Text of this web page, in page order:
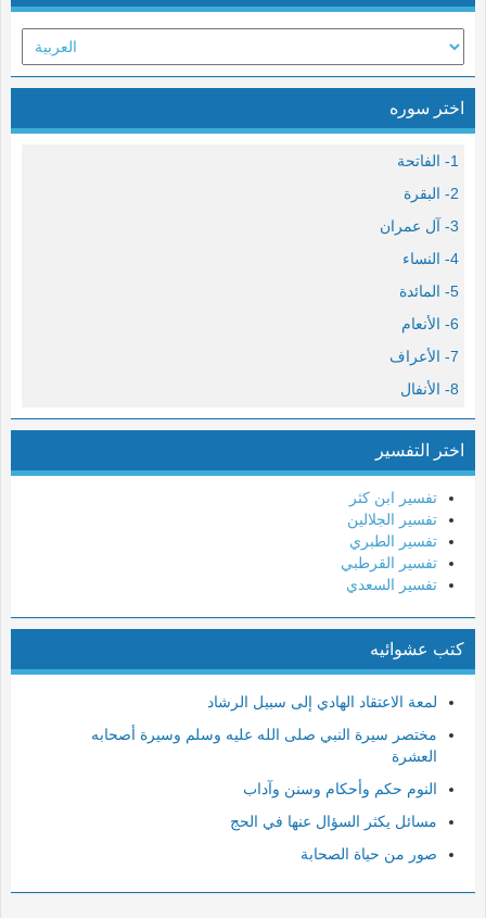
اختر سوره
1- الفاتحة
2- البقرة
3- آل عمران
4- النساء
5- المائدة
6- الأنعام
7- الأعراف
8- الأنفال
9- التوبة
10- يونس
12- يوسف
14- إبراهيم
15- الحجر
16- النحل
اختر التفسير
تفسير ابن كثر
تفسير الجلالين
تفسير الطبري
تفسير القرطبي
تفسير السعدي
كتب عشوائيه
لمعة الاعتقاد الهادي إلى سبيل الرشاد
مختصر سيرة النبي صلى الله عليه وسلم وسيرة أصحابه
العشرة
النوم حكم وأحكام وسنن وآداب
مسائل يكثر السؤال عنها في الحج
صور من حياة الصحابة